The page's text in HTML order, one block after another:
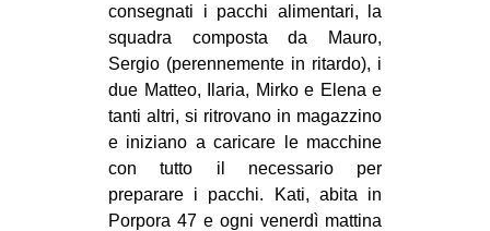
consegnati i pacchi alimentari, la
squadra composta da Mauro,
Sergio (perennemente in ritardo), i
due Matteo, Ilaria, Mirko e Elena e
tanti altri, si ritrovano in magazzino
e iniziano a caricare le macchine
con tutto il necessario per
preparare i pacchi. Kati, abita in
Porpora 47 e ogni venerdì mattina